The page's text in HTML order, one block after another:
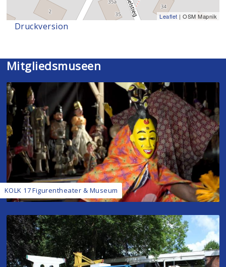
Leaflet | OSM Mapnik
Druckversion
Mitgliedsmuseen
KOLK 17 Figurentheater & Museum